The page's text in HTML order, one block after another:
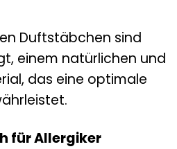
Duftstäbchen sind
einem natürlichen und
das eine optimale
für Allergiker